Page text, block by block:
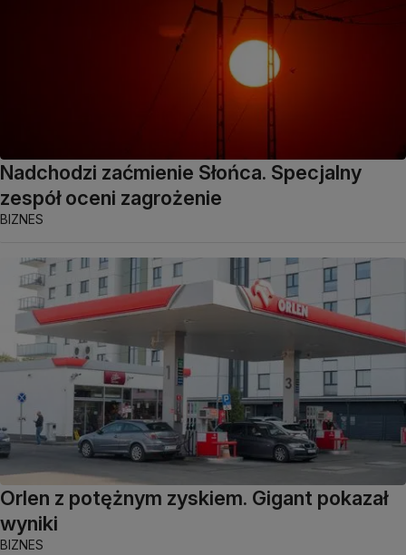
Nadchodzi zaćmienie Słońca. Specjalny
zespół oceni zagrożenie
BIZNES
Orlen z potężnym zyskiem. Gigant pokazał
wyniki
BIZNES